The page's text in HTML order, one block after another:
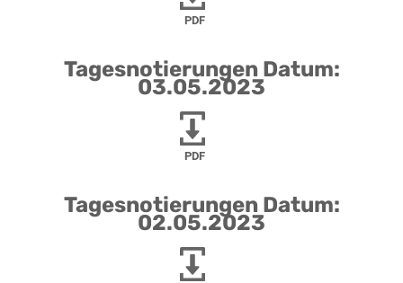
PDF
Tagesnotierungen Datum:
03.05.2023
PDF
Tagesnotierungen Datum:
02.05.2023